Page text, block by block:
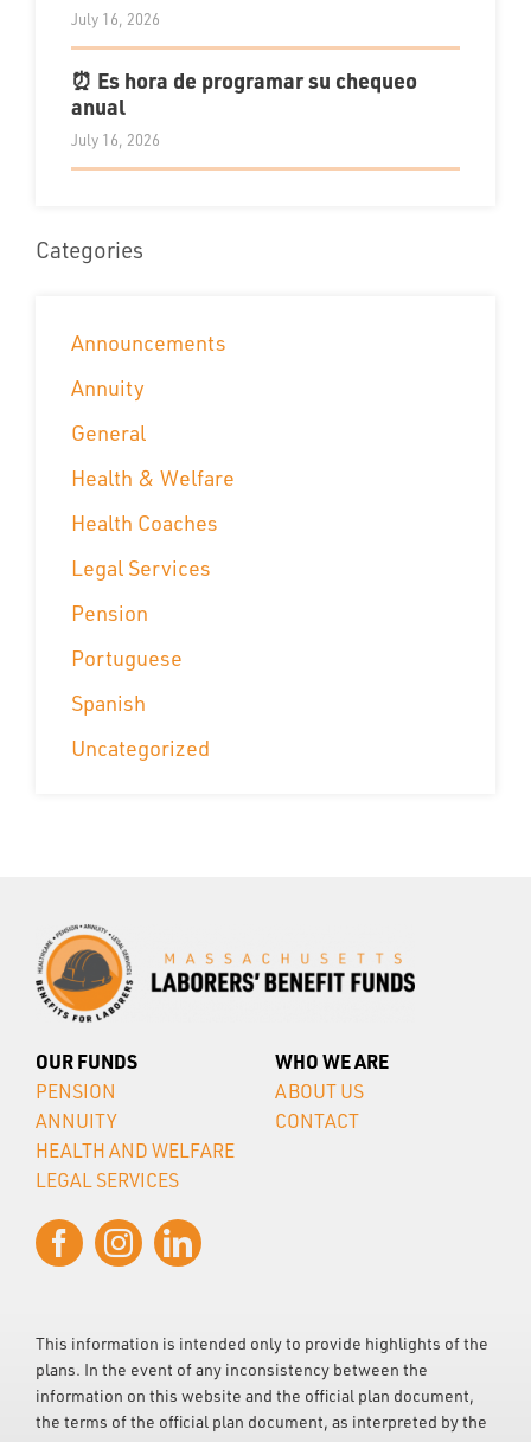
July 16, 2026
⏰ Es hora de programar su chequeo
anual
July 16, 2026
Categories
Announcements
Annuity
General
Health & Welfare
Health Coaches
Legal Services
Pension
Portuguese
Spanish
Uncategorized
OUR FUNDS
PENSION
ANNUITY
HEALTH AND WELFARE
LEGAL SERVICES
WHO WE ARE
ABOUT US
CONTACT
This information is intended only to provide highlights of the
plans. In the event of any inconsistency between the
information on this website and the official plan document,
the terms of the official plan document, as interpreted by the